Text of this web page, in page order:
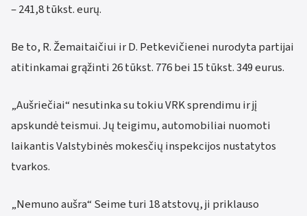
– 241,8 tūkst. eurų.
Be to, R. Žemaitaičiui ir D. Petkevičienei nurodyta partijai
atitinkamai grąžinti 26 tūkst. 776 bei 15 tūkst. 349 eurus.
„Aušriečiai“ nesutinka su tokiu VRK sprendimu ir jį
apskundė teismui. Jų teigimu, automobiliai nuomoti
laikantis Valstybinės mokesčių inspekcijos nustatytos
tvarkos.
„Nemuno aušra“ Seime turi 18 atstovų, ji priklauso